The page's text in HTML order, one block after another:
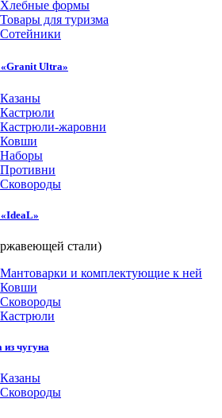
Хлебные формы
Товары для туризма
Сотейники
Ultra»
Казаны
Кастрюли
Кастрюли-жаровни
Ковши
Наборы
Противни
Сковороды
стали)
Мантоварки и комплектующие к ней
Ковши
Сковороды
Кастрюли
из чугуна
Казаны
Сковороды